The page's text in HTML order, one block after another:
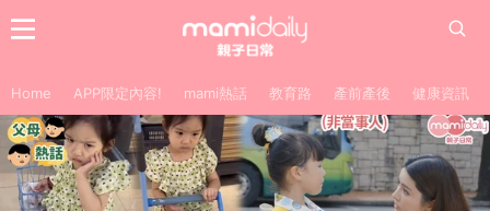
Home APP限定內容! mami熱話 教育路 產前產後 健康資訊